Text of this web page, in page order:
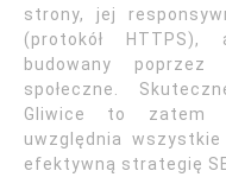
strony, jej
(protokół
budowany
społeczne.
Gliwice to zatem
uwzględnia
efektywną strategię